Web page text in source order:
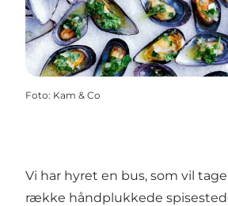
Foto: Kam & Co
Vi har hyret en bus, som vil
række håndplukkede